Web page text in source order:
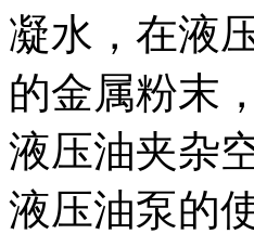
凝水，在液
的金属粉末
液压油夹杂
液压油泵的